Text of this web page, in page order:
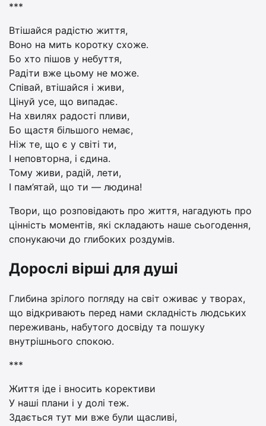
***
Втішайся радістю життя,
Воно на мить коротку схоже.
Бо хто пішов у небуття,
Радіти вже цьому не може.
Співай, втішайся і живи,
Цінуй усе, що випадає.
На хвилях радості пливи,
Бо щастя більшого немає,
Ніж те, що є у світі ти,
І неповторна, і єдина.
Тому живи, радій, лети,
І пам’ятай, що ти — людина!
Твори, що розповідають про життя, нагадують про
цінність моментів, які складають наше сьогодення,
спонукаючи до глибоких роздумів.
Дорослі вірші для душі
Глибина зрілого погляду на світ оживає у творах,
що відкривають перед нами складність людських
переживань, набутого досвіду та пошуку
внутрішнього спокою.
***
Життя іде і вносить корективи
У наші плани і у долі теж.
Здається тут ми вже були щасливі,